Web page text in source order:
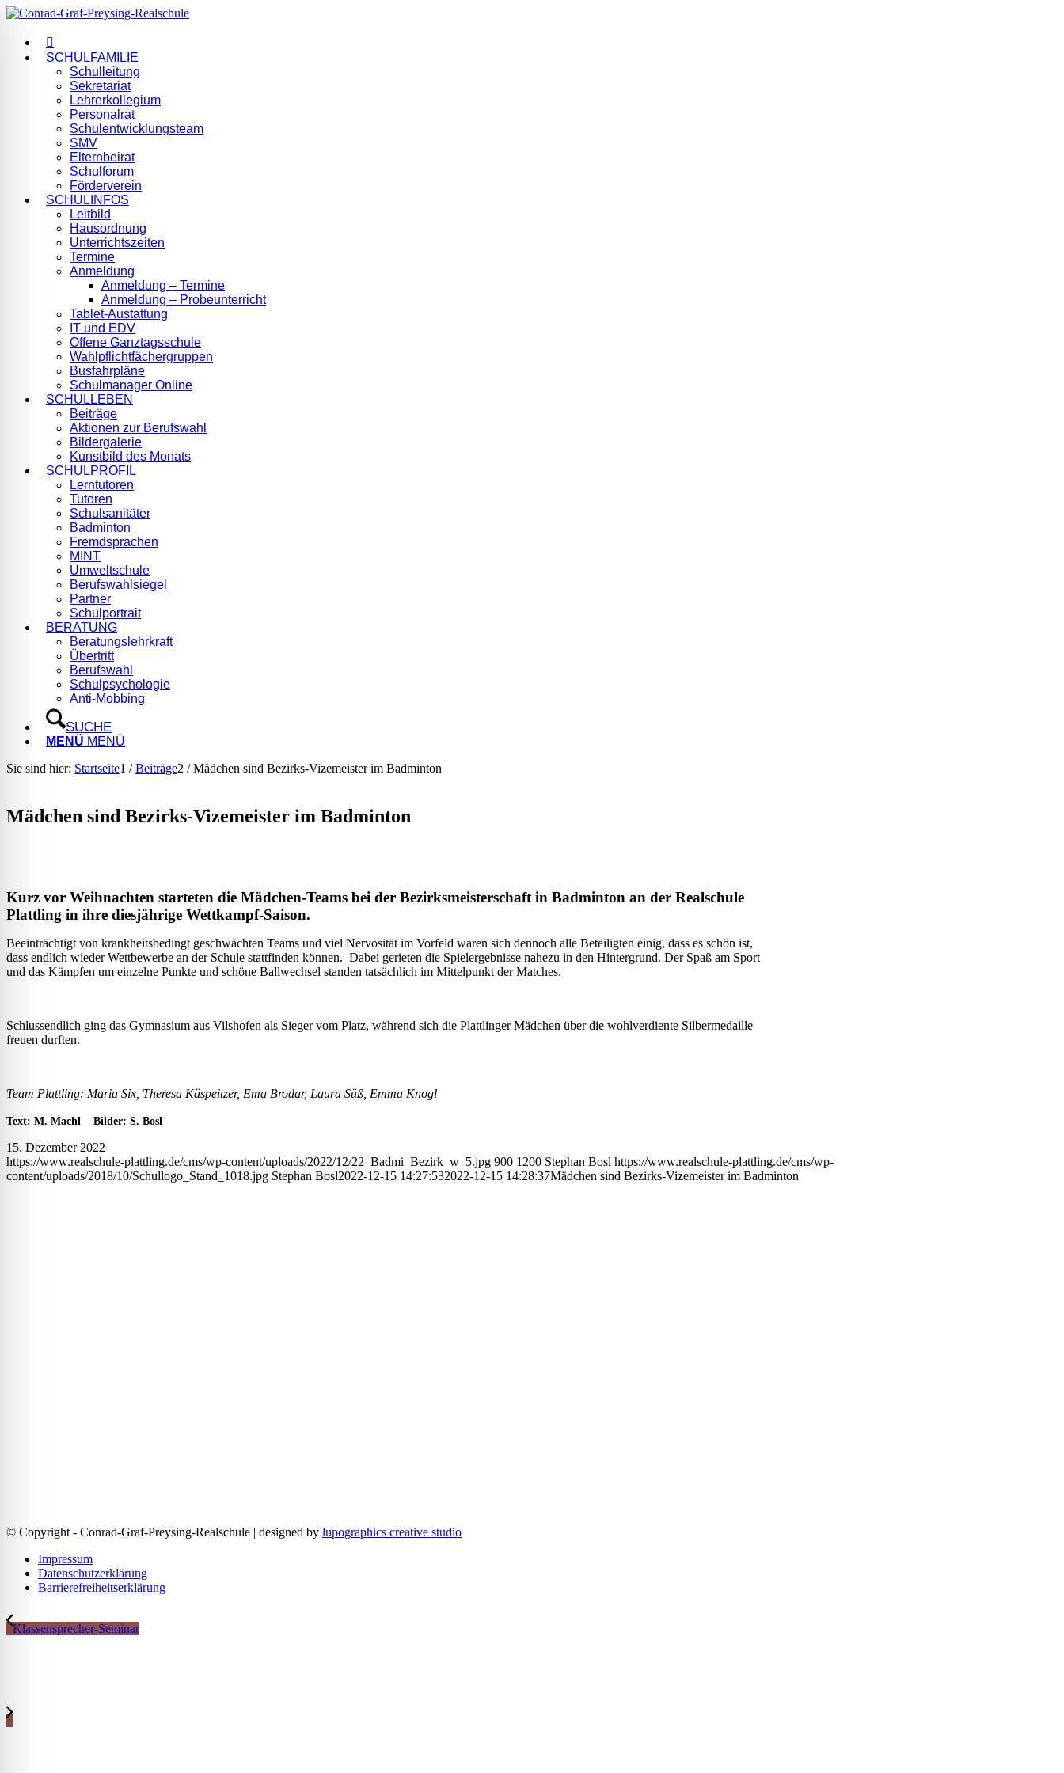
SCHULFAMILIE
Schulleitung
Sekretariat
Lehrerkollegium
Personalrat
Schulentwicklungsteam
SMV
Elternbeirat
Schulforum
Förderverein
SCHULINFOS
Leitbild
Hausordnung
Unterrichtszeiten
Termine
Anmeldung
Anmeldung – Termine
Anmeldung – Probeunterricht
Tablet-Austattung
IT und EDV
Offene Ganztagsschule
Wahlpflichtfächergruppen
Busfahrpläne
Schulmanager Online
SCHULLEBEN
Beiträge
Aktionen zur Berufswahl
Bildergalerie
Kunstbild des Monats
SCHULPROFIL
Lerntutoren
Tutoren
Schulsanitäter
Badminton
Fremdsprachen
MINT
Umweltschule
Berufswahlsiegel
Partner
Schulportrait
BERATUNG
Beratungslehrkraft
Übertritt
Berufswahl
Schulpsychologie
Anti-Mobbing
SUCHE
MENÜ MENÜ
Sie sind hier: Startseite1 / Beiträge2 / Mädchen sind Bezirks-Vizemeister im Badminton
Mädchen sind Bezirks-Vizemeister im Badminton
Kurz vor Weihnachten starteten die Mädchen-Teams bei der Bezirksmeisterschaft in Badminton an der Realschule
Plattling in ihre diesjährige Wettkampf-Saison.
Beeinträchtigt von krankheitsbedingt geschwächten Teams und viel Nervosität im Vorfeld waren sich dennoch alle Beteiligten einig, dass es schön ist,
dass endlich wieder Wettbewerbe an der Schule stattfinden können. Dabei gerieten die Spielergebnisse nahezu in den Hintergrund. Der Spaß am Sport
und das Kämpfen um einzelne Punkte und schöne Ballwechsel standen tatsächlich im Mittelpunkt der Matches.
Schlussendlich ging das Gymnasium aus Vilshofen als Sieger vom Platz, während sich die Plattlinger Mädchen über die wohlverdiente Silbermedaille
freuen durften.
Team Plattling: Maria Six, Theresa Käspeitzer, Ema Brodar, Laura Süß, Emma Knogl
Text: M. Machl Bilder: S. Bosl
15. Dezember 2022
https://www.realschule-plattling.de/cms/wp-content/uploads/2022/12/22_Badmi_Bezirk_w_5.jpg 900 1200 Stephan Bosl https://www.realschule-plattling.de/cms/wp-
content/uploads/2018/10/Schullogo_Stand_1018.jpg Stephan Bosl2022-12-15 14:27:532022-12-15 14:28:37Mädchen sind Bezirks-Vizemeister im Badminton
© Copyright - Conrad-Graf-Preysing-Realschule | designed by lupographics creative studio
Impressum
Datenschutzerklärung
Barrierefreiheitserklärung
Klassensprecher-Seminar